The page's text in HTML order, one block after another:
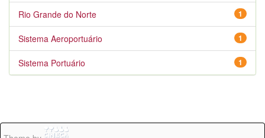
1
Rio Grande do Norte
1
Sistema Aeroportuário
1
Sistema Portuário